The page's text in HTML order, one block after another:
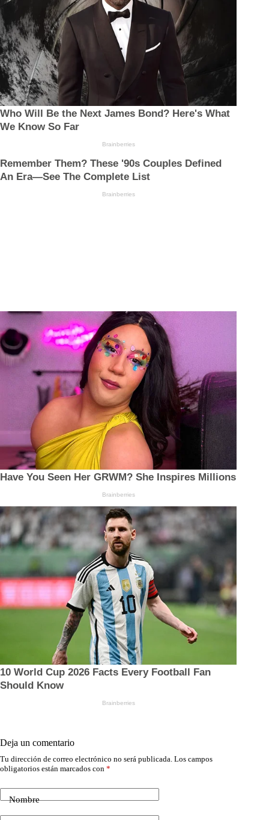
Deja un comentario
Tu dirección de correo electrónico no será publicada. Los campos
obligatorios están marcados con *
Nombre